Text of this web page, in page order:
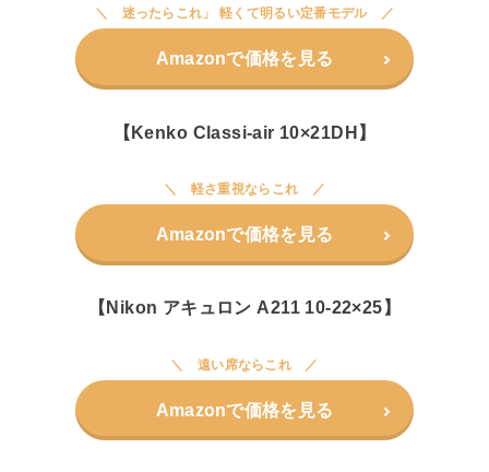
迷ったらこれ」 軽くて明るい定番モデル
Amazonで価格を見る
【Kenko Classi-air 10×21DH】
軽さ重視ならこれ
Amazonで価格を見る
【Nikon アキュロン A211 10-22×25】
遠い席ならこれ
Amazonで価格を見る